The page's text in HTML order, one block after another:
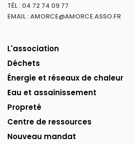
TÉL : 04 72 74 09 77
EMAIL : AMORCE@AMORCE.ASSO.FR
L'association
Déchets
Énergie et réseaux de chaleur
Eau et assainissement
Propreté
Centre de ressources
Nouveau mandat